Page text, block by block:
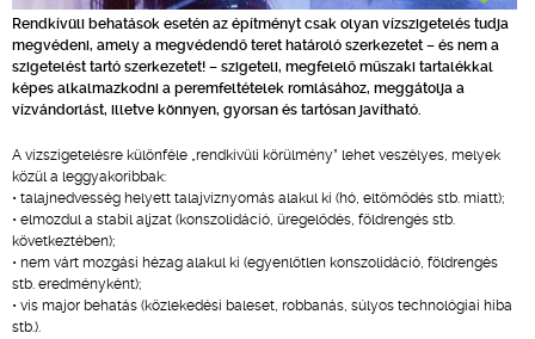
Rendkívüli behatások esetén az építményt csak olyan vízszigetelés tudja
megvédeni, amely a megvédendő teret határoló szerkezetet – és nem a
szigetelést tartó szerkezetet! – szigeteli, megfelelő műszaki tartalékkal
képes alkalmazkodni a peremfeltételek romlásához, meggátolja a
vízvándorlást, illetve könnyen, gyorsan és tartósan javítható.
A vízszigetelésre különféle „rendkívüli körülmény” lehet veszélyes, melyek
közül a leggyakoribbak:
• talajnedvesség helyett talajvíznyomás alakul ki (hó, eltömődés stb. miatt);
• elmozdul a stabil aljzat (konszolidáció, üregelődés, földrengés stb.
következtében);
• nem várt mozgási hézag alakul ki (egyenlőtlen konszolidáció, földrengés
stb. eredményként);
• vis major behatás (közlekedési baleset, robbanás, súlyos technológiai hiba
stb.).